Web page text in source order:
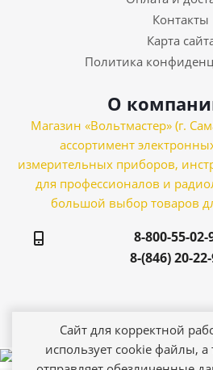
Контакты
Карта
Политика
О
Магазин «Вольтмастер» (г.
ассортимент
измерительных приборов,
для профессионалов и
большой выбор товаров
8-800-55-02-
8-(846) 20-
Сайт для корректной
использует cookie файлы, а